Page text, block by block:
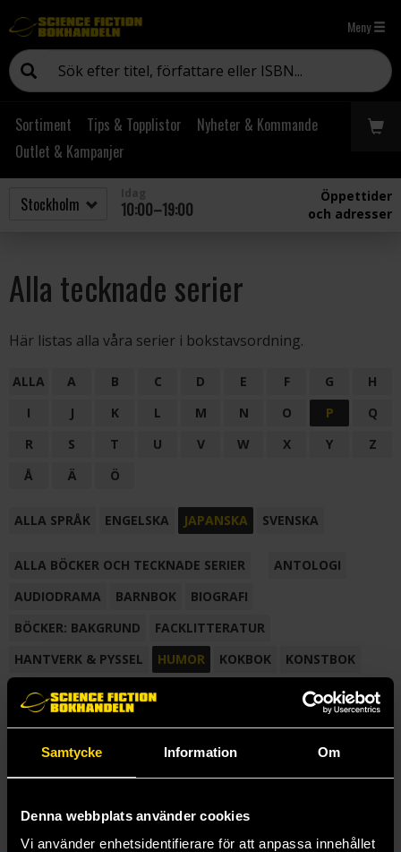
Samtycke Information Om
Denna webbplats använder cookies
Vi använder enhetsidentifierare för att anpassa innehållet
Meny
Sortiment Tips & Topplistor
Nyheter & Kommande
Outlet & Kampanjer
10:00–19:00
Öppettider
och adresser
Alla tecknade serier
Här listas alla våra serier i bokstavsordning.
ALLA A B C D E F G
H
I
J K L M N O P
Q
R
S T U V W X Y
Z
Å
Ä Ö
ALLA SPRÅK ENGELSKA JAPANSKA SVENSKA
ALLA BÖCKER OCH TECKNADE SERIER
ANTOLOGI
AUDIODRAMA
BARNBOK
BIOGRAFI
BÖCKER: BAKGRUND
FACKLITTERATUR
HANTVERK & PYSSEL
HUMOR KOKBOK
KONSTBOK
KORTROMAN
LÄROBOK
NOVELL
SAMLINGSVOLYM
TECKNA & MÅLA TECKNAD SERIE